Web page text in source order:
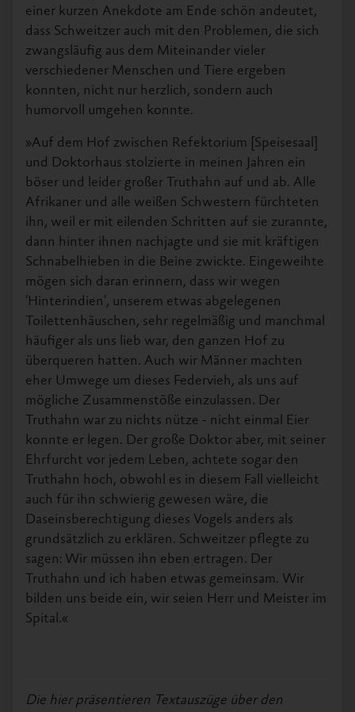
einer kurzen Anekdote am Ende schön andeutet,
dass Schweitzer auch mit den Problemen, die sich
zwangsläufig aus dem Miteinander vieler
verschiedener Menschen und Tiere ergeben
konnten, nicht nur herzlich, sondern auch
humorvoll umgehen konnte.
»Auf dem Hof zwischen Refektorium [Speisesaal]
und Doktorhaus stolzierte in meinen Jahren ein
böser und leider großer Truthahn auf und ab. Alle
Afrikaner und alle weißen Schwestern fürchteten
ihn, weil er mit eilenden Schritten auf sie zurannte,
dann hinter ihnen nachjagte und sie mit kräftigen
Schnabelhieben in die Beine zwickte. Eingeweihte
mögen sich daran erinnern, dass wir wegen
'Hinterindien', unserem etwas abgelegenen
Toilettenhäuschen, sehr regelmäßig und manchmal
häufiger als uns lieb war, den ganzen Hof zu
überqueren hatten. Auch wir Männer machten
eher Umwege um dieses Federvieh, als uns auf
mögliche Zusammenstöße einzulassen. Der
Truthahn war zu nichts nütze - nicht einmal Eier
konnte er legen. Der große Doktor aber, mit seiner
Ehrfurcht vor jedem Leben, achtete sogar den
Truthahn hoch, obwohl es in diesem Fall vielleicht
auch für ihn schwierig gewesen wäre, die
Daseinsberechtigung dieses Vogels anders als
grundsätzlich zu erklären. Schweitzer pflegte zu
sagen: Wir müssen ihn eben ertragen. Der
Truthahn und ich haben etwas gemeinsam. Wir
bilden uns beide ein, wir seien Herr und Meister im
Spital.«
Die hier präsentieren Textauszüge über den